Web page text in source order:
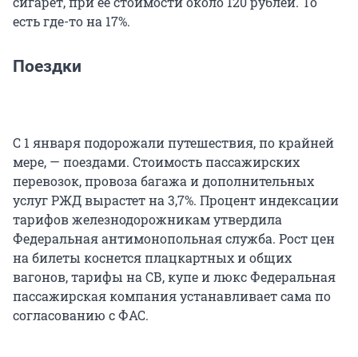
есть где-то на 17%.
Поездки
С 1 января подорожали путешествия, по крайней
мере, — поездами. Стоимость пассажирских
перевозок, провоза багажа и дополнительных
услуг РЖД вырастет на 3,7%. Процент индексации
тарифов железнодорожникам утвердила
Федеральная антимонопольная служба. Рост цен
на билеты коснется плацкартных и общих
вагонов, тарифы на СВ, купе и люкс Федеральная
пассажирская компания устанавливает сама по
согласованию с ФАС.